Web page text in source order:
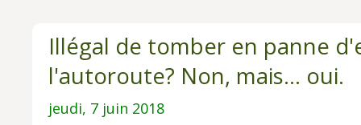
Illégal de tomber en panne
l'autoroute? Non, mais... oui.
jeudi, 7 juin 2018